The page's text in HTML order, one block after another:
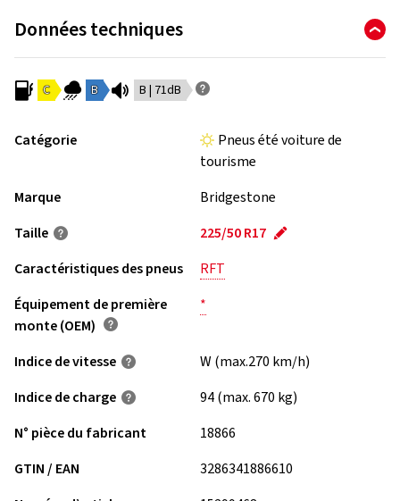
Données techniques
C B B | 71dB
Catégorie
Pneus été voiture de
tourisme
Marque
Bridgestone
Taille
225/50 R17
Caractéristiques des pneus
RFT
Équipement de première
monte (OEM)
*
Indice de vitesse
W (max.270 km/h)
Indice de charge
94 (max. 670 kg)
N° pièce du fabricant
18866
GTIN / EAN
3286341886610